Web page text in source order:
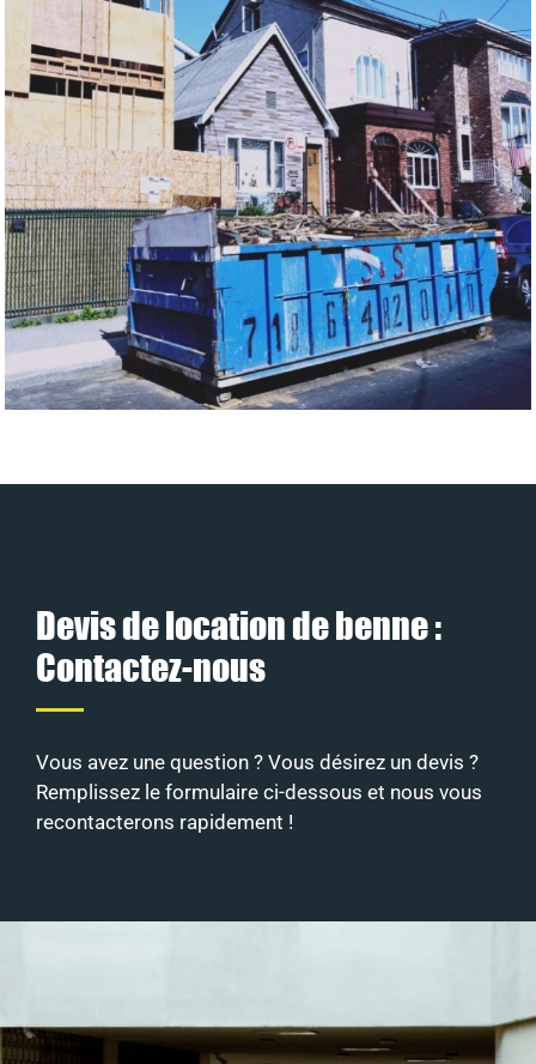
Devis de location de benne :
Contactez-nous
Vous avez une question ? Vous désirez un devis ?
Remplissez le formulaire ci-dessous et nous vous
recontacterons rapidement !